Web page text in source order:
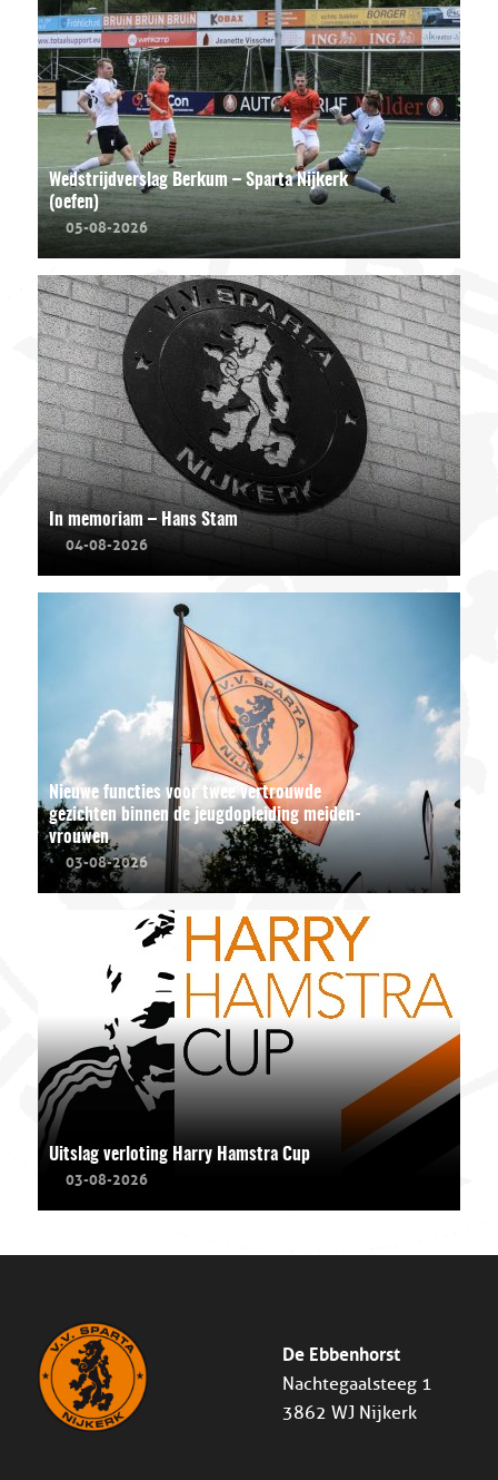
Wedstrijdverslag Berkum – Sparta Nijkerk
(oefen)
05-08-2026
In memoriam – Hans Stam
04-08-2026
Nieuwe functies voor twee vertrouwde
gezichten binnen de jeugdopleiding meiden-
vrouwen
03-08-2026
Uitslag verloting Harry Hamstra Cup
03-08-2026
De Ebbenhorst
Nachtegaalsteeg 1
3862 WJ Nijkerk